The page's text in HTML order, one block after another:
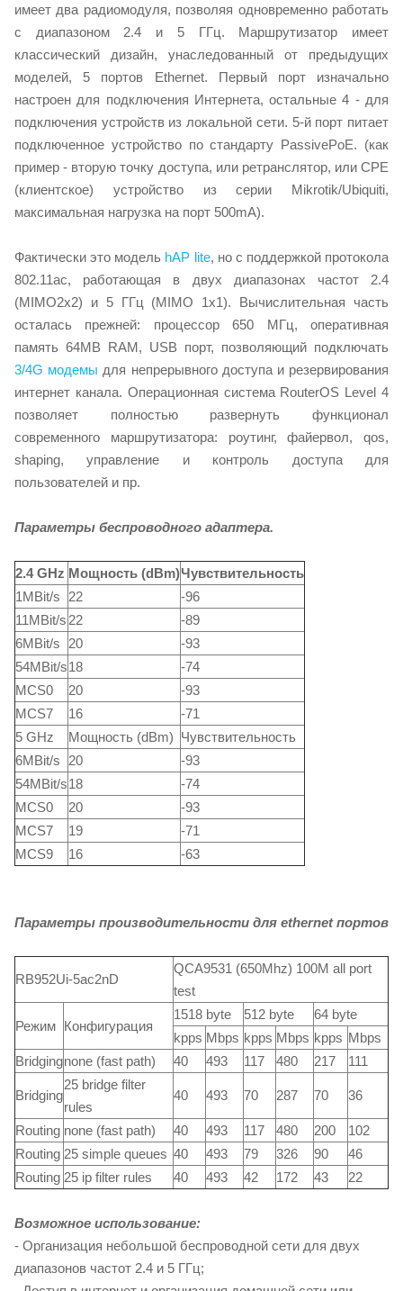
имеет два радиомодуля, позволяя одновременно работать
с диапазоном 2.4 и 5 ГГц. Маршрутизатор имеет
классический дизайн, унаследованный от предыдущих
моделей, 5 портов Ethernet. Первый порт изначально
настроен для подключения Интернета, остальные 4 - для
подключения устройств из локальной сети. 5-й порт питает
подключенное устройство по стандарту PassivePoE. (как
пример - вторую точку доступа, или ретранслятор, или CPE
(клиентское) устройство из серии Mikrotik/Ubiquiti,
максимальная нагрузка на порт 500mA).
Фактически это модель hAP lite, но с поддержкой протокола
802.11ac, работающая в двух диапазонах частот 2.4
(MIMO2x2) и 5 ГГц (MIMO 1x1). Вычислительная часть
осталась прежней: процессор 650 МГц, оперативная
память 64MB RAM, USB порт, позволяющий подключать
3/4G модемы для непрерывного доступа и резервирования
интернет канала. Операционная система RouterOS Level 4
позволяет полностью развернуть функционал
современного маршрутизатора: роутинг, файервол, qos,
shaping, управление и контроль доступа для
пользователей и пр.
Параметры беспроводного адаптера.
2.4 GHz Мощность (dBm)Чувствительность
1MBit/s
22
-96
11MBit/s 22
-89
6MBit/s
20
-93
54MBit/s18
-74
MCS0
20
-93
MCS7
16
-71
5 GHz
Мощность (dBm) Чувствительность
6MBit/s
20
-93
54MBit/s18
-74
MCS0
20
-93
MCS7
19
-71
MCS9
16 -63
Параметры производительности для ethernet портов
RB952Ui-5ac2nD
QCA9531 (650Mhz) 100M all port
test
Режим Конфигурация
1518 byte 512 byte
64 byte
kpps Mbps kpps Mbps kpps Mbps
Bridgingnone (fast path) 40 493 117 480 217 111
Bridging
25 bridge filter
rules
40 493 70 287 70 36
Routing none (fast path) 40 493 117 480 200
102
Routing 25 simple queues 40 493 79 326 90
46
Routing 25 ip filter rules 40 493 42 172 43 22
Возможное использование:
- Организация небольшой беспроводной сети для двух
диапазонов частот 2.4 и 5 ГГц;